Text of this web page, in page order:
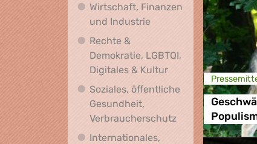
Wirtschaft, Finanzen
und Industrie Wirtschaft, Finanzen
Rechte &
Demokratie, LGBTQI,
Digitales & KulturRechte &
Soziales, öffentliche
Gesundheit,
VerbraucherschutzSoziales,
Internationales,